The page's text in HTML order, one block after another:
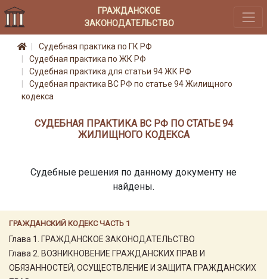
ГРАЖДАНСКОЕ
ЗАКОНОДАТЕЛЬСТВО
ГРАЖДАНСКИЙ КОДЕКС ЧАСТЬ 1
Глава 1. ГРАЖДАНСКОЕ ЗАКОНОДАТЕЛЬСТВО
Глава 2. ВОЗНИКНОВЕНИЕ ГРАЖДАНСКИХ ПРАВ И
ОБЯЗАННОСТЕЙ, ОСУЩЕСТВЛЕНИЕ И ЗАЩИТА ГРАЖДАНСКИХ
Судебная практика по ГК РФ
Судебная практика по ЖК РФ
Судебная практика для статьи 94 ЖК РФ
Судебная практика ВС РФ по статье 94 Жилищного
кодекса
СУДЕБНАЯ ПРАКТИКА ВС РФ ПО СТАТЬЕ 94
ЖИЛИЩНОГО КОДЕКСА
Судебные решения по данному документу не
найдены.